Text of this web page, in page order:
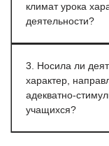
климат урока
деятельности?
3. Носила ли
характер,
адекватно-
учащихся?